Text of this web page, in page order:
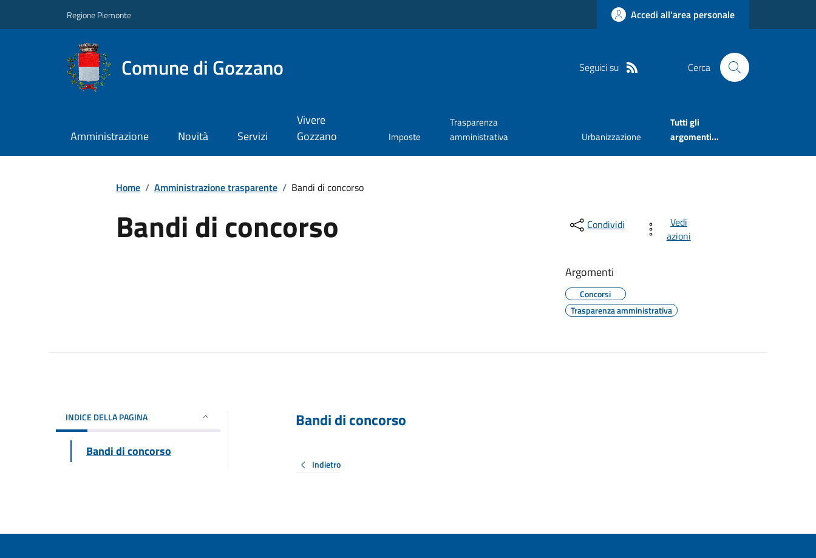
Regione Piemonte Accedi all'area personale
Comune di Gozzano Seguici su Cerca
Amministrazione Novità Servizi
Vivere
Gozzano
Imposte
Trasparenza
amministrativa
Urbanizzazione
Tutti gli
argomenti...
Home / Amministrazione trasparente / Bandi di concorso
Bandi di concorso Condividi
Vedi
azioni
Argomenti
Concorsi
Trasparenza amministrativa
INDICE DELLA PAGINA
Bandi di concorso
Bandi di concorso
Indietro